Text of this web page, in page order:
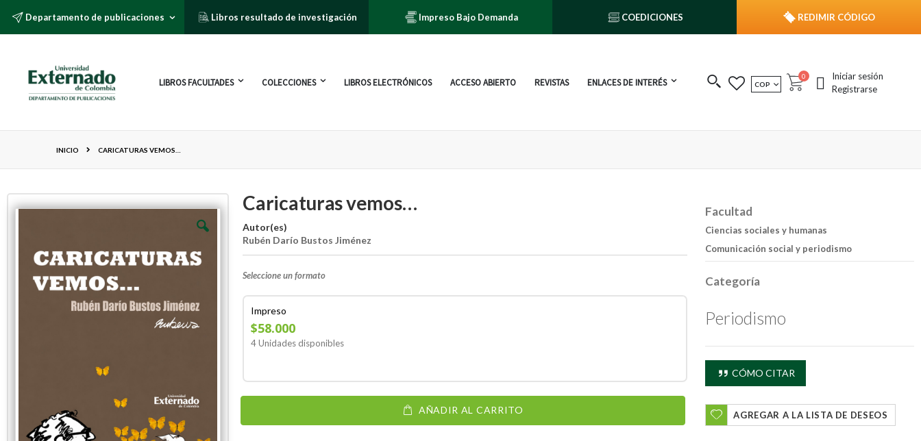
Departamento de publicaciones Libros resultado de investigación Impreso Bajo Demanda COEDICIONES REDIMIR CÓDIGO
LIBROS FACULTADES COLECCIONES LIBROS ELECTRÓNICOS ACCESO ABIERTO REVISTAS ENLACES DE INTERÉS MONEDA
COP Cart
0 publicacionesIniciar sesión
Registrarse
INICIO CARICATURAS VEMOS…
Caricaturas vemos…
Autor(es)
Rubén Darío Bustos Jiménez
Seleccione un formato
Impreso
$58.000
4 Unidades disponibles
AÑADIR AL CARRITO
Facultad
Ciencias sociales y humanas
Comunicación social y periodismo
Categoría
Periodismo
CÓMO CITAR
AGREGAR A LA LISTA DE DESEOS